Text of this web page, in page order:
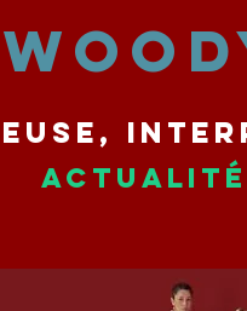
Actualité